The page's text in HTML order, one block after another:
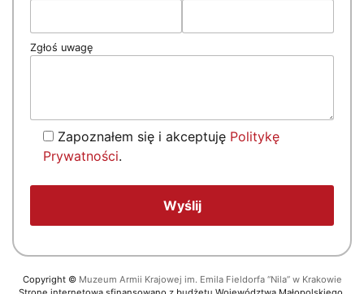
Zgłoś uwagę
Zapoznałem się i akceptuję Politykę
Prywatności.
Copyright © Muzeum Armii Krajowej im. Emila Fieldorfa “Nila” w Krakowie